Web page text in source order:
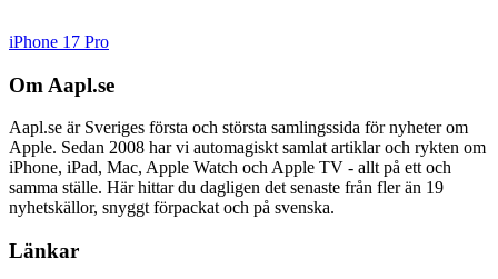
iPhone 17 Pro
Om Aapl.se
Aapl.se är Sveriges första och största samlingssida för nyheter om
Apple. Sedan 2008 har vi automagiskt samlat artiklar och rykten om
iPhone, iPad, Mac, Apple Watch och Apple TV - allt på ett och
samma ställe. Här hittar du dagligen det senaste från fler än 19
nyhetskällor, snyggt förpackat och på svenska.
Länkar